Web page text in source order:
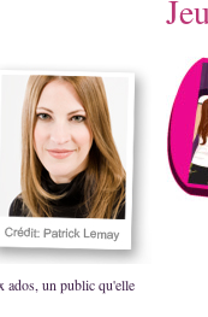
ados, un public qu'elle